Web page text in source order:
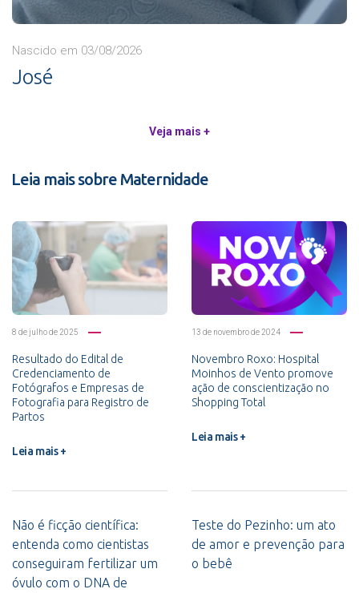
Nascido em 03/08/2026
José
Veja mais +
Leia mais sobre Maternidade
8 de julho de 2025
Resultado do Edital de
Credenciamento de
Fotógrafos e Empresas de
Fotografia para Registro de
Partos
Leia mais +
13 de novembro de 2024
Novembro Roxo: Hospital
Moinhos de Vento promove
ação de conscientização no
Shopping Total
Leia mais +
Não é ficção científica:
entenda como cientistas
conseguiram fertilizar um
óvulo com o DNA de
Teste do Pezinho: um ato
de amor e prevenção para
o bebê